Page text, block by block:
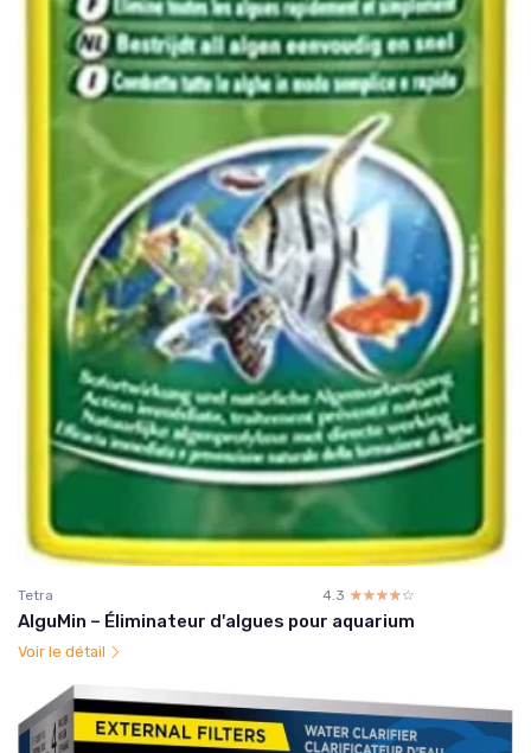
Tetra 4.3 ☆☆☆☆☆
★★★★★
AlguMin – Éliminateur d'algues pour aquarium
Voir le détail